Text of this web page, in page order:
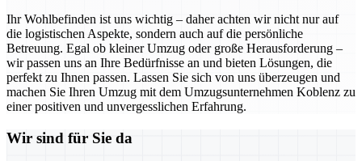
Ihr Wohlbefinden ist uns wichtig – daher achten wir nicht nur auf
die logistischen Aspekte, sondern auch auf die persönliche
Betreuung. Egal ob kleiner Umzug oder große Herausforderung –
wir passen uns an Ihre Bedürfnisse an und bieten Lösungen, die
perfekt zu Ihnen passen. Lassen Sie sich von uns überzeugen und
machen Sie Ihren Umzug mit dem Umzugsunternehmen Koblenz zu
einer positiven und unvergesslichen Erfahrung.
Wir sind für Sie da